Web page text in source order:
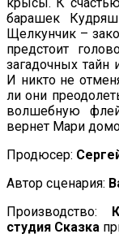
крысы. К
барашек
Щелкунчик –
предстоит
загадочных тайн
И никто не
ли они
волшебную
вернет Мари
Продюсер:
Автор сценария:
Производство:
студия Сказка